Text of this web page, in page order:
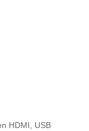
HDMI, USB